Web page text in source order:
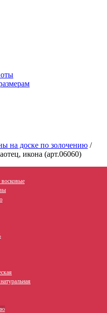
на доске по золочению /
икона (арт.06060)